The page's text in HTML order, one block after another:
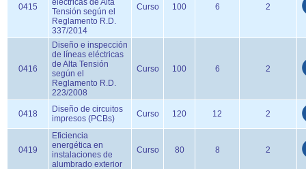
0415
eléctricas de Alta
Tensión según el
Reglamento R.D.
337/2014
Curso 100 6 2
0416
Diseño e inspección
de líneas eléctricas
de Alta Tensión
según el
Reglamento R.D.
223/2008
Curso 100 6 2
0418
Diseño de circuitos
impresos (PCBs)
Curso 120 12 2
0419
Eficiencia
energética en
instalaciones de
alumbrado exterior
Curso 80 8 2